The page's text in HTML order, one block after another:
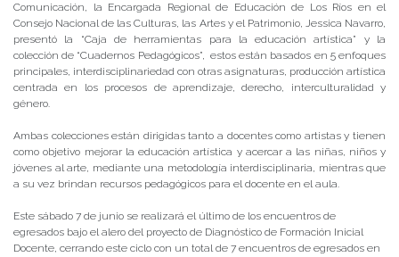
Comunicación, la Encargada Regional de Educación de Los Ríos en el
Consejo Nacional de las Culturas, las Artes y el Patrimonio, Jessica Navarro,
presentó la “Caja de herramientas para la educación artística” y la
colección de “Cuadernos Pedagógicos”, estos están basados en 5 enfoques
principales, interdisciplinariedad con otras asignaturas, producción artística
centrada en los procesos de aprendizaje, derecho, interculturalidad y
género.
Ambas colecciones están dirigidas tanto a docentes como artistas y tienen
como objetivo mejorar la educación artística y acercar a las niñas, niños y
jóvenes al arte, mediante una metodología interdisciplinaria, mientras que
a su vez brindan recursos pedagógicos para el docente en el aula.
Este sábado 7 de junio se realizará el último de los encuentros de
egresados bajo el alero del proyecto de Diagnóstico de Formación Inicial
Docente, cerrando este ciclo con un total de 7 encuentros de egresados en